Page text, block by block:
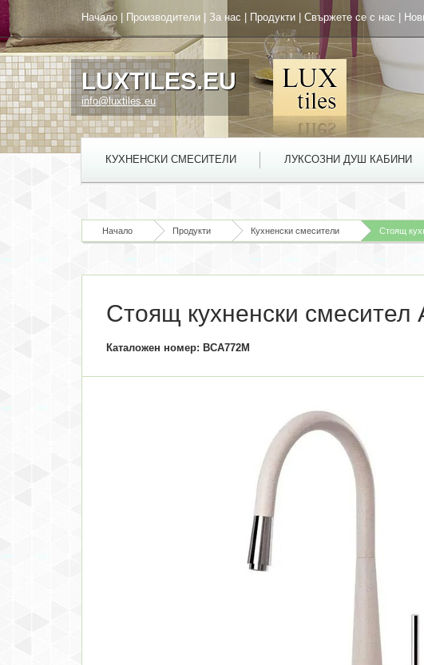
Начало Производители За нас Продукти Свържете се с нас
LUXTILES.EU
info@luxtiles.eu
КУХНЕНСКИ СМЕСИТЕЛИ ЛУКСОЗНИ ДУШ КАБИНИ
Начало Продукти Кухненски смесители Стоящ
Стоящ кухненски смесител
Каталожен номер: BCA772M